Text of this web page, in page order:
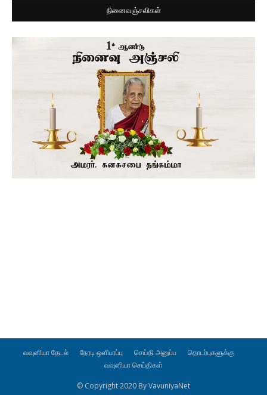
நினைவஞ்சலிகள்
வவுனியா தேடல் நேரடி ஒளிபரப்பு செய்தி அனுப்ப
தொடர்புகளுக்கு
வவுனியா செய்திகள்
© Copyright 2020 By VavuniyaNet